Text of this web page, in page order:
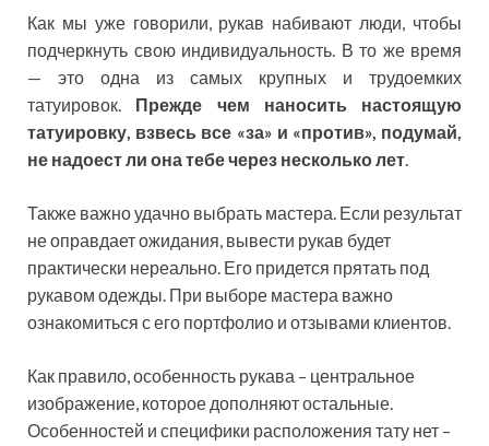
Как мы уже говорили, рукав набивают люди, чтобы
подчеркнуть свою индивидуальность. В то же время
— это одна из самых крупных и трудоемких
татуировок. Прежде чем наносить настоящую
татуировку, взвесь все «за» и «против», подумай,
не надоест ли она тебе через несколько лет.
Также важно удачно выбрать мастера. Если результат
не оправдает ожидания, вывести рукав будет
практически нереально. Его придется прятать под
рукавом одежды. При выборе мастера важно
ознакомиться с его портфолио и отзывами клиентов.
Как правило, особенность рукава – центральное
изображение, которое дополняют остальные.
Особенностей и специфики расположения тату нет –